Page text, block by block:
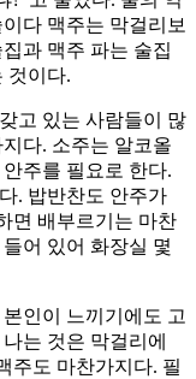
다 맥주는 막걸리보
과 맥주 파는 술집
것이다.
고 있는 사람들이 많
다. 소주는 알코올
주를 필요로 한다.
. 밥반찬도 안주가
면 배부르기는 마찬
어 있어 화장실 몇
인이 느끼기에도 고
는 것은 막걸리에
주도 마찬가지다. 필